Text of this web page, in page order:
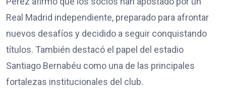
Real Madrid independiente, preparado para afrontar
nuevos desafíos y decidido a seguir conquistando
títulos. También destacó el papel del estadio
Santiago Bernabéu como una de las principales
fortalezas institucionales del club.